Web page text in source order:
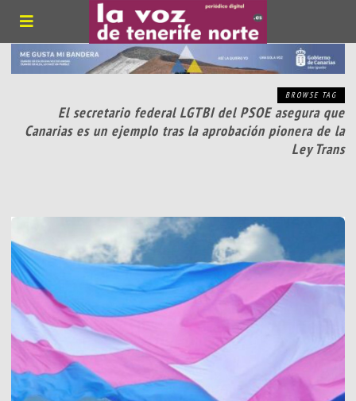
BROWSE TAG
El secretario federal LGTBI del PSOE asegura que
Canarias es un ejemplo tras la aprobación pionera de la
Ley Trans